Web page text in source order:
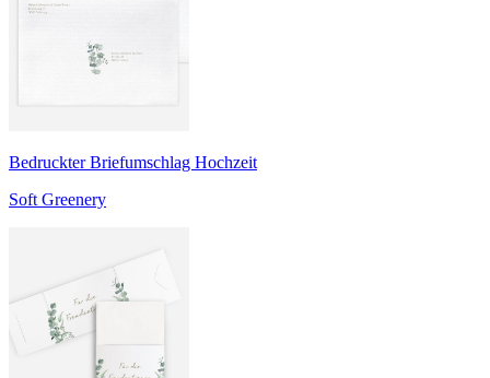
Bedruckter Briefumschlag Hochzeit
Soft Greenery